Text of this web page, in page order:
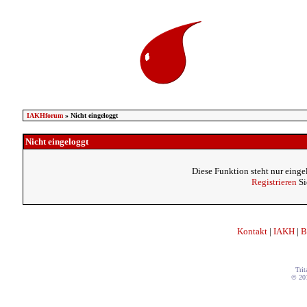
IAKHforum» Nicht eingeloggt
Nicht eingeloggt
Diese Funktion steht nur
Registrieren
Kontakt | IAKH |
©